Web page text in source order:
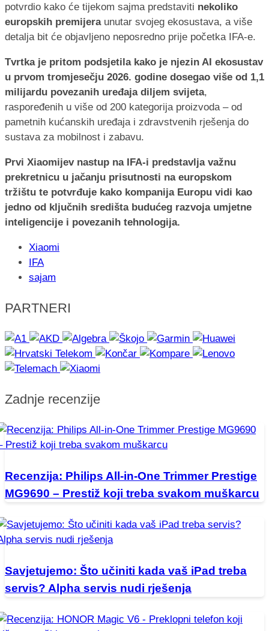
potvrdio kako će tijekom sajma predstaviti nekoliko
europskih premijeraunutar svojeg ekosustava, a više
detalja bit će objavljeno neposredno prije početka IFA-e.
Tvrtka je pritom podsjetila kako je njezin AI ekosustav
u prvom tromjesečju 2026. godine dosegao više od 1,1
milijardu povezanih uređaja diljem svijeta,
raspoređenih u više od 200 kategorija proizvoda – od
pametnih kućanskih uređaja i zdravstvenih rješenja do
sustava za mobilnost i zabavu.
Prvi Xiaomijev nastup na IFA-i predstavlja važnu
prekretnicu u jačanju prisutnosti na europskom
tržištu te potvrđuje kako kompanija Europu vidi kao
jedno od ključnih središta budućeg razvoja umjetne
inteligencije i povezanih tehnologija.
Xiaomi
IFA
sajam
PARTNERI
Zadnje recenzije
Recenzija: Philips All-in-One Trimmer Prestige
MG9690 – Prestiž koji treba svakom muškarcu
Savjetujemo: Što učiniti kada vaš iPad treba
servis? Alpha servis nudi rješenja